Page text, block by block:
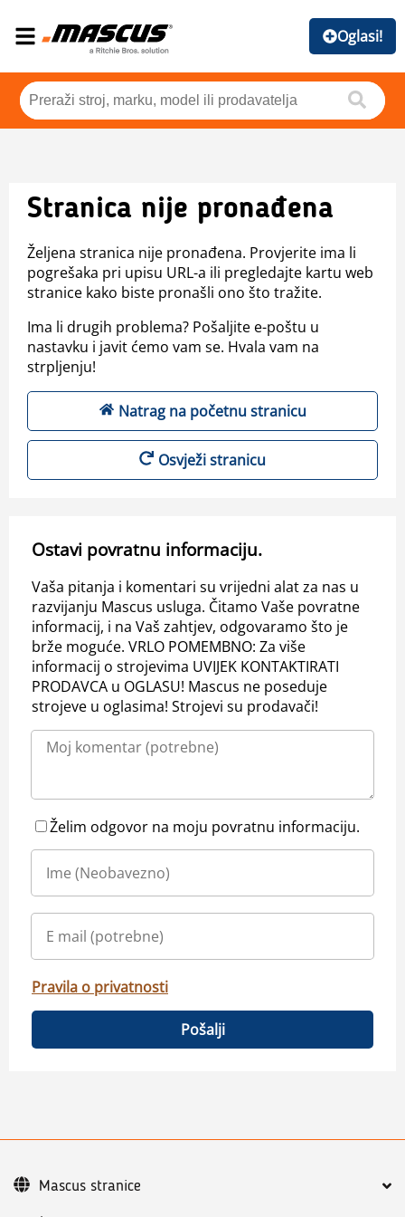
Oglasi!
Stranica nije pronađena
Željena stranica nije pronađena. Provjerite ima li
pogrešaka pri upisu URL-a ili pregledajte kartu web
stranice kako biste pronašli ono što tražite.
Ima li drugih problema? Pošaljite e-poštu u
nastavku i javit ćemo vam se. Hvala vam na
strpljenju!
Natrag na početnu stranicu
Osvježi stranicu
Ostavi povratnu informaciju.
Vaša pitanja i komentari su vrijedni alat za nas u
razvijanju Mascus usluga. Čitamo Vaše povratne
informacij, i na Vaš zahtjev, odgovaramo što je
brže moguće. VRLO POMEMBNO: Za više
informacij o strojevima UVIJEK KONTAKTIRATI
PRODAVCA u OGLASU! Mascus ne poseduje
strojeve u oglasima! Strojevi su prodavači!
Želim odgovor na moju povratnu informaciju.
Pravila o privatnosti
Pošalji
Mascus stranice